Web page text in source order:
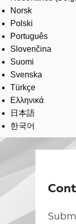
Norsk
Polski
Português
Slovenčina
Suomi
Svenska
Türkçe
Ελληνικά
日本語
한국어